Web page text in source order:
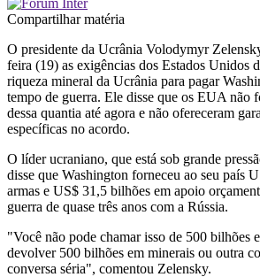
Compartilhar matéria
O presidente da Ucrânia Volodymyr
feira (19) as exigências dos Estados Unidos
riqueza mineral da Ucrânia para pagar
tempo de guerra. Ele disse que os EUA não
dessa quantia até agora e não ofereceram
específicas no acordo.
O líder ucraniano, que está sob grande
disse que Washington forneceu ao seu país
armas e US$ 31,5 bilhões em apoio
guerra de quase três anos com a Rússia.
"Você não pode chamar isso de 500 bilhões
devolver 500 bilhões em minerais ou outra
conversa séria", comentou Zelensky.